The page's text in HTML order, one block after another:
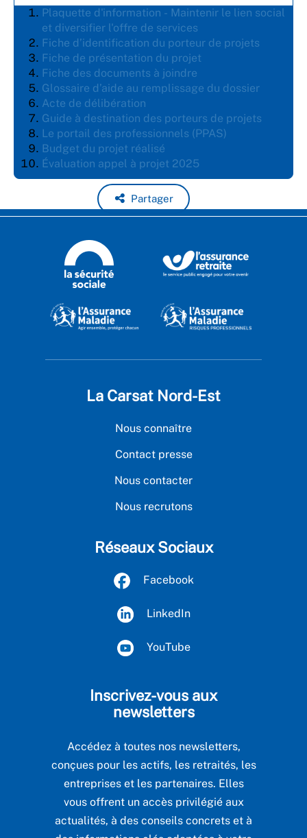
Plaquette d'information - Maintenir le lien social
et diversifier l'offre de services
Fiche d’identification du porteur de projets
Fiche de présentation du projet
Fiche des documents à joindre
Glossaire d’aide au remplissage du dossier
Acte de délibération
Guide à destination des porteurs de projets
Le portail des professionnels (PPAS)
Budget du projet réalisé
Évaluation appel à projet 2025
Partager
La Carsat Nord-Est
Nous connaître
Contact presse
Nous contacter
Nous recrutons
Réseaux Sociaux
Facebook
LinkedIn
YouTube
Inscrivez-vous aux
newsletters
Accédez à toutes nos newsletters,
conçues pour les actifs, les retraités, les
entreprises et les partenaires. Elles
vous offrent un accès privilégié aux
actualités, à des conseils concrets et à